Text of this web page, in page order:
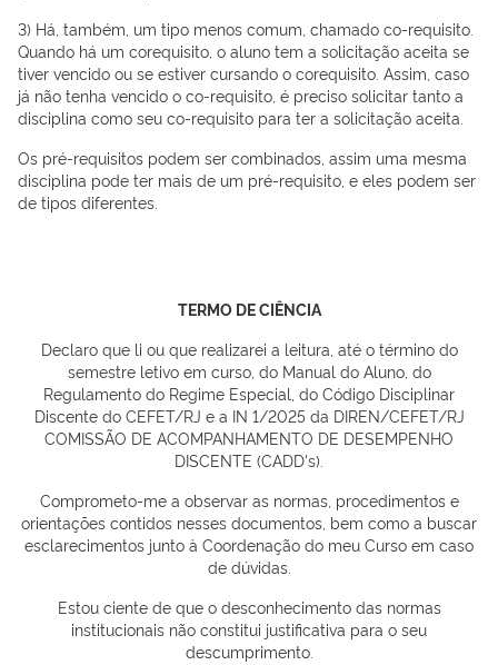
3) Há, também, um tipo menos comum, chamado co-requisito.
Quando há um corequisito, o aluno tem a solicitação aceita se
tiver vencido ou se estiver cursando o corequisito. Assim, caso
já não tenha vencido o co-requisito, é preciso solicitar tanto a
disciplina como seu co-requisito para ter a solicitação aceita.
Os pré-requisitos podem ser combinados, assim uma mesma
disciplina pode ter mais de um pré-requisito, e eles podem ser
de tipos diferentes.
TERMO DE CIÊNCIA
Declaro que li ou que realizarei a leitura, até o término do
semestre letivo em curso, do Manual do Aluno, do
Regulamento do Regime Especial, do Código Disciplinar
Discente do CEFET/RJ e a IN 1/2025 da DIREN/CEFET/RJ
COMISSÃO DE ACOMPANHAMENTO DE DESEMPENHO
DISCENTE (CADD's).
Comprometo-me a observar as normas, procedimentos e
orientações contidos nesses documentos, bem como a buscar
esclarecimentos junto à Coordenação do meu Curso em caso
de dúvidas.
Estou ciente de que o desconhecimento das normas
institucionais não constitui justificativa para o seu
descumprimento.